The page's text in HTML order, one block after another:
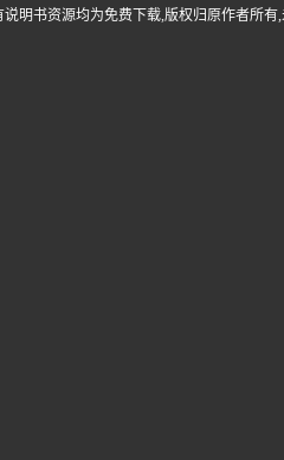
说明书资源均为免费下载,版权归原作者所